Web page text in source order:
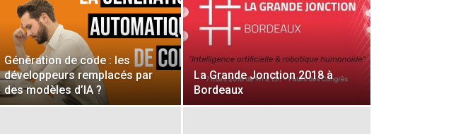
Génération de code : les
développeurs remplacés par
des modèles d’IA ?
La Grande Jonction 2018 à
Bordeaux